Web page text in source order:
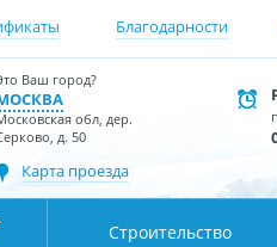
Благодарности
Ваш город?
обл, дер.
д. 50
Карта проезда
Строительство